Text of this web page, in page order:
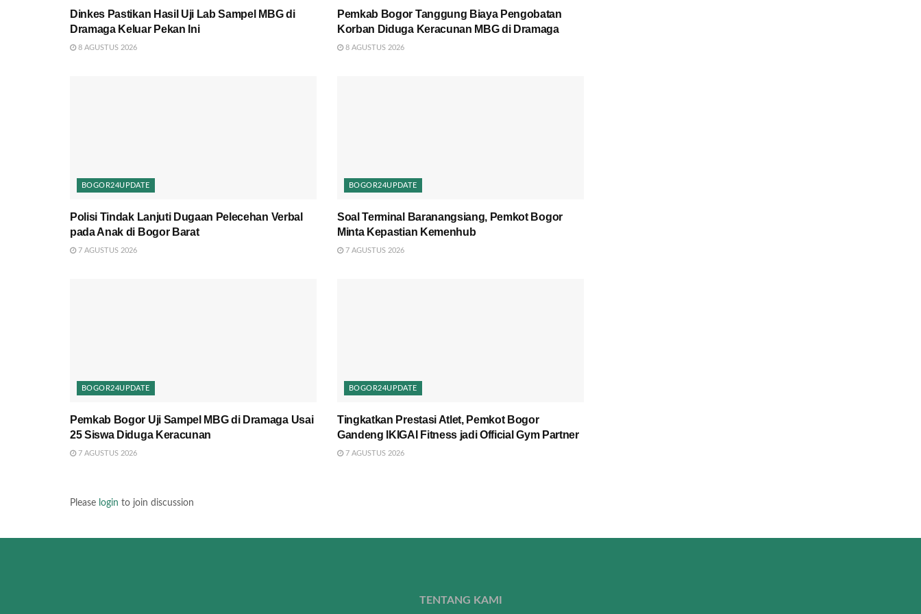
Dinkes Pastikan Hasil Uji Lab Sampel MBG di
Dramaga Keluar Pekan Ini
8 AGUSTUS 2026
Pemkab Bogor Tanggung Biaya Pengobatan
Korban Diduga Keracunan MBG di Dramaga
8 AGUSTUS 2026
BOGOR24UPDATE
Polisi Tindak Lanjuti Dugaan Pelecehan Verbal
pada Anak di Bogor Barat
7 AGUSTUS 2026
BOGOR24UPDATE
Soal Terminal Baranangsiang, Pemkot Bogor
Minta Kepastian Kemenhub
7 AGUSTUS 2026
BOGOR24UPDATE
Pemkab Bogor Uji Sampel MBG di Dramaga Usai
25 Siswa Diduga Keracunan
7 AGUSTUS 2026
BOGOR24UPDATE
Tingkatkan Prestasi Atlet, Pemkot Bogor
Gandeng IKIGAI Fitness jadi Official Gym Partner
7 AGUSTUS 2026
Please login to join discussion
TENTANG KAMI